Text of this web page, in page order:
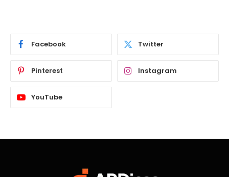
Facebook Twitter
Pinterest Instagram
YouTube